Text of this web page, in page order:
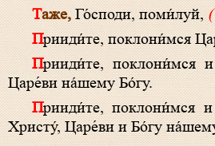
Таже,Го́споди, поми́луй,
Прииди́те, поклони́мся
Прииди́те, поклони́мся и припаде́м Христу́,
Царе́ви на́шему Бо́гу.
Прииди́те, поклони́мся и припаде́м Самому́
Христу́, Царе́ви и Бо́гу